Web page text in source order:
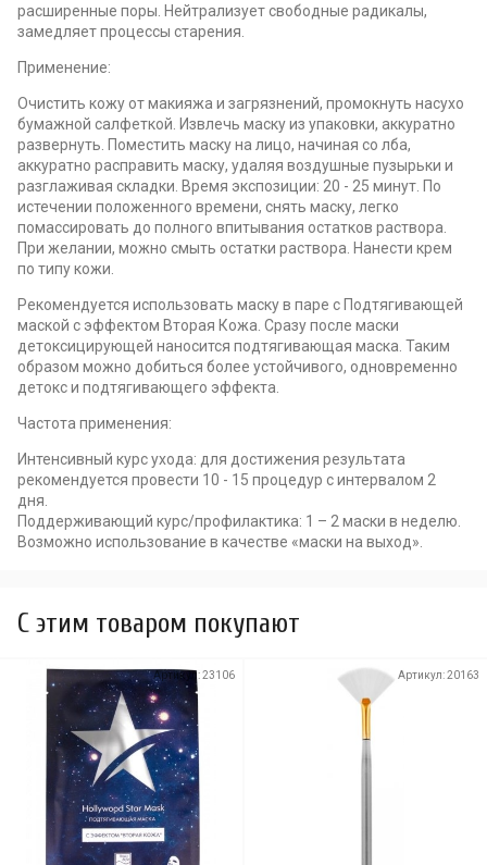
расширенные поры. Нейтрализует свободные радикалы,
замедляет процессы старения.
Применение:
Очистить кожу от макияжа и загрязнений, промокнуть насухо
бумажной салфеткой. Извлечь маску из упаковки, аккуратно
развернуть. Поместить маску на лицо, начиная со лба,
аккуратно расправить маску, удаляя воздушные пузырьки и
разглаживая складки. Время экспозиции: 20 - 25 минут. По
истечении положенного времени, снять маску, легко
помассировать до полного впитывания остатков раствора.
При желании, можно смыть остатки раствора. Нанести крем
по типу кожи.
Рекомендуется использовать маску в паре с Подтягивающей
маской с эффектом Вторая Кожа. Сразу после маски
детоксицирующей наносится подтягивающая маска. Таким
образом можно добиться более устойчивого, одновременно
детокс и подтягивающего эффекта.
Частота применения:
Интенсивный курс ухода: для достижения результата
рекомендуется провести 10 - 15 процедур с интервалом 2
дня.
Поддерживающий курс/профилактика: 1 – 2 маски в неделю.
Возможно использование в качестве «маски на выход».
C этим товаром покупают
Артикул:23106 Артикул:20163